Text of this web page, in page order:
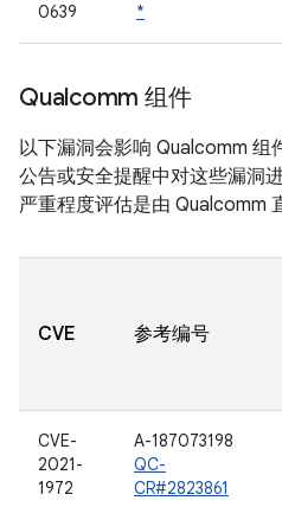
0639
*
Qualcomm 组件
以下漏洞会影响 Qualcomm 组
公告或安全提醒中对这些漏洞
严重程度评估是由 Qualcomm
CVE 参考编号
CVE-
2021-
1972
A-187073198
QC-
CR#2823861